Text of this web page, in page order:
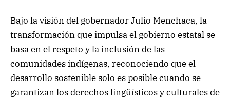
Bajo la visión del gobernador Julio Menchaca, la
transformación que impulsa el gobierno estatal se
basa en el respeto y la inclusión de las
comunidades indígenas, reconociendo que el
desarrollo sostenible solo es posible cuando se
garantizan los derechos lingüísticos y culturales de